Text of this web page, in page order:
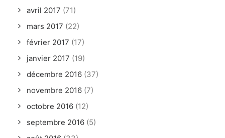
avril 2017 (71)
mars 2017 (22)
février 2017 (17)
janvier 2017 (19)
décembre 2016 (37)
novembre 2016 (7)
octobre 2016 (12)
septembre 2016 (5)